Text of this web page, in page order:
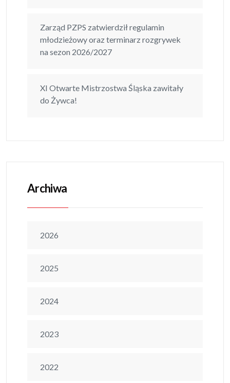
Zarząd PZPS zatwierdził regulamin
młodzieżowy oraz terminarz rozgrywek
na sezon 2026/2027
XI Otwarte Mistrzostwa Śląska zawitały
do Żywca!
Archiwa
2026
2025
2024
2023
2022